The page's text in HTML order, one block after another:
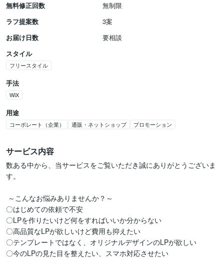
無料修正回数
無制限
ラフ提案数
3案
お届け日数
要相談
スタイル
フリースタイル
手法
WiX
用途
コーポレート（企業） 通販・ネットショップ プロモーション
サービス内容
数ある中から、当サービスをご覧いただき誠にありがとうございま
す。
〇はじめての依頼で不安
〇LPを作りたいけど何をすればいいか分からない
〇高品質なLPが欲しいけど費用も抑えたい
〇テンプレートではなく、オリジナルデザインのLPが欲しい
〇今のLPの見た目を整えたい、スマホ対応させたい